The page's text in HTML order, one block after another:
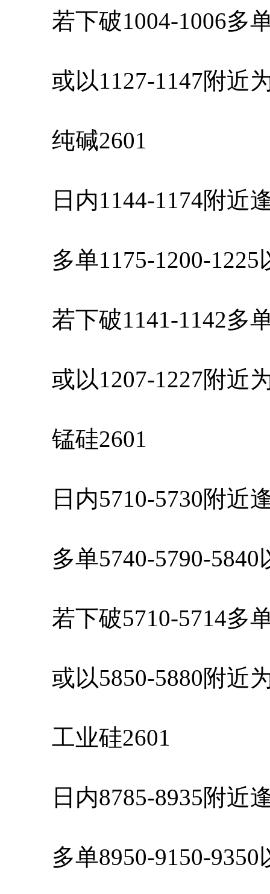
若下破1004-1006多
或以1127-1147附近
纯碱2601
日内1144-1174附近
多单1175-1200-1225
若下破1141-1142多
或以1207-1227附近
锰硅2601
日内5710-5730附近
多单5740-5790-5840
若下破5710-5714多
或以5850-5880附近
工业硅2601
日内8785-8935附近
多单8950-9150-9350